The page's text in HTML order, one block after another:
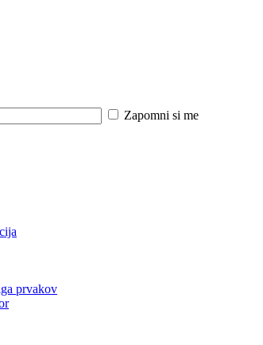
Zapomni si me
prvakov